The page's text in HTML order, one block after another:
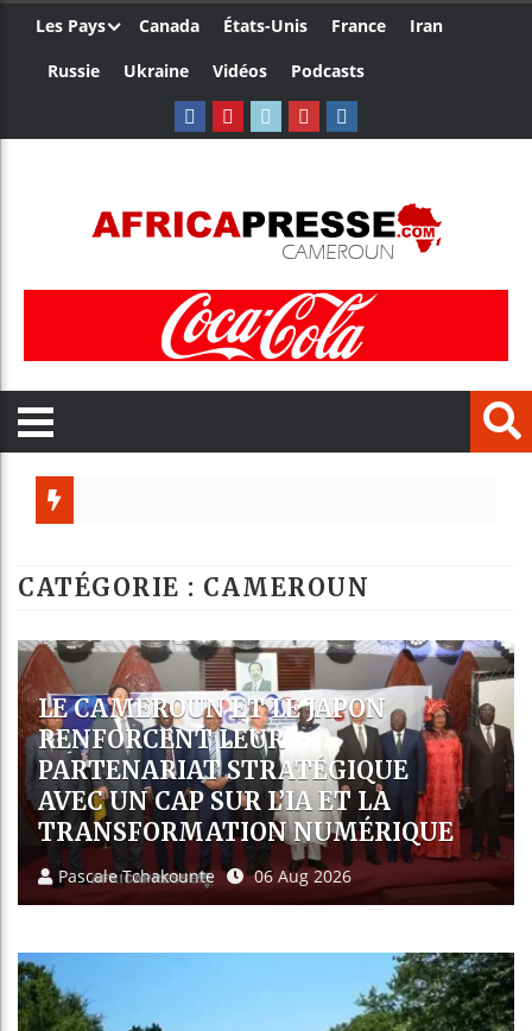
Les Pays Canada États-Unis France
Iran
Russie
Ukraine Vidéos Podcasts
Réforme
Bénin : Patrice
CATÉGORIE : CAMEROUN
EXPULSÉS DES ÉTATS-UNIS VERS
LE CAMEROUN, 36 AFRICAINS
SAISISSENT LES TRIBUNAUX DE
YAOUNDÉ
Pascale Tchakounte 06 Aug 2026